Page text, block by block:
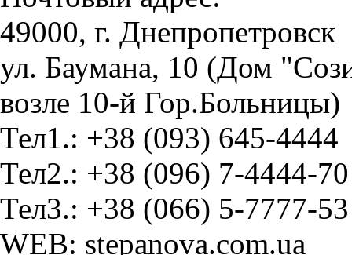
49000, г. Днепропетровск
ул. Баумана, 10 (Дом
возле 10-й Гор.Больницы)
Тел1.: +38 (093) 645-4444
Тел2.: +38 (096) 7-4444-70
Тел3.: +38 (066) 5-7777-53
WEB: stepanova.com.ua